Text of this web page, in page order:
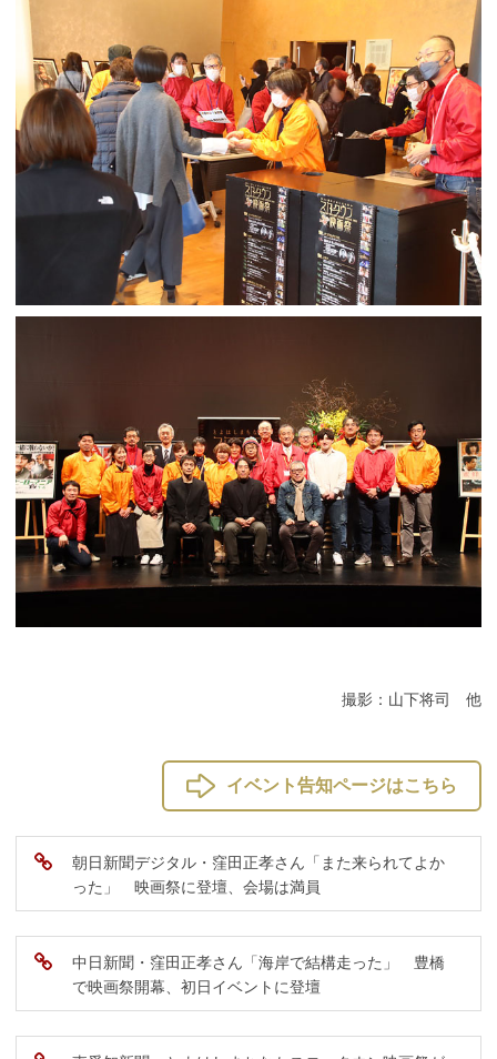
撮影：山下将司 他
イベント告知ページはこちら
朝日新聞デジタル・窪田正孝さん「また来られてよか
った」 映画祭に登壇、会場は満員
中日新聞・窪田正孝さん「海岸で結構走った」 豊橋
で映画祭開幕、初日イベントに登壇